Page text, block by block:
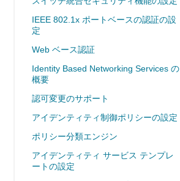
IEEE 802.1x ポートベースの認証の設
定
Web ベース認証
Identity Based Networking Services の
概要
認可変更のサポート
アイデンティティ制御ポリシーの設定
ポリシー分類エンジン
アイデンティティ サービス テンプレ
ートの設定